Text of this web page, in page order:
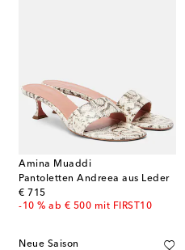
Amina Muaddi
Pantoletten Andreea aus Leder
€ 715
original price
-10 % ab € 500 mit FIRST10
Neue Saison